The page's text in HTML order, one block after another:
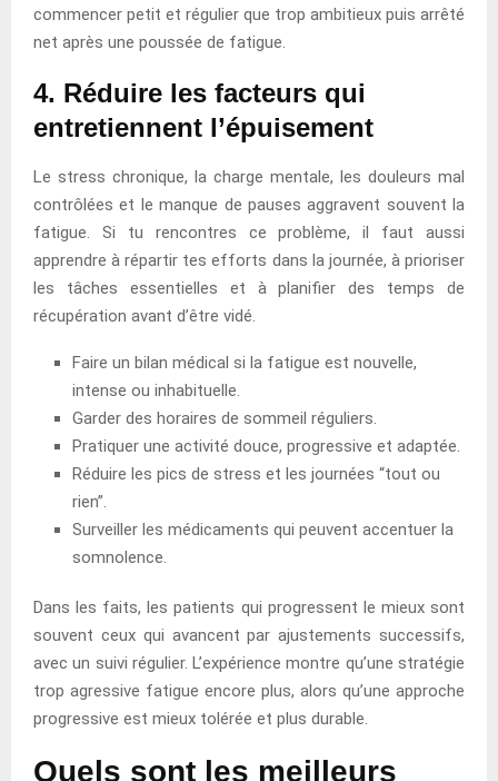
commencer petit et régulier que trop ambitieux puis arrêté
net après une poussée de fatigue.
4. Réduire les facteurs qui
entretiennent l’épuisement
Le stress chronique, la charge mentale, les douleurs mal
contrôlées et le manque de pauses aggravent souvent la
fatigue. Si tu rencontres ce problème, il faut aussi
apprendre à répartir tes efforts dans la journée, à prioriser
les tâches essentielles et à planifier des temps de
récupération avant d’être vidé.
Faire un bilan médical si la fatigue est nouvelle,
intense ou inhabituelle.
Garder des horaires de sommeil réguliers.
Pratiquer une activité douce, progressive et adaptée.
Réduire les pics de stress et les journées “tout ou
rien”.
Surveiller les médicaments qui peuvent accentuer la
somnolence.
Dans les faits, les patients qui progressent le mieux sont
souvent ceux qui avancent par ajustements successifs,
avec un suivi régulier. L’expérience montre qu’une stratégie
trop agressive fatigue encore plus, alors qu’une approche
progressive est mieux tolérée et plus durable.
Quels sont les meilleurs